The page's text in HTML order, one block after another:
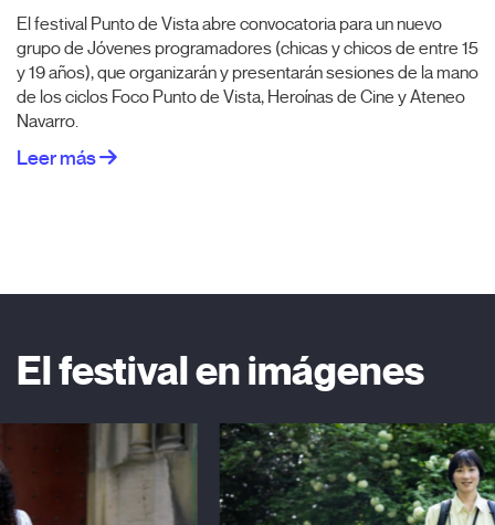
El festival Punto de Vista abre convocatoria para un nuevo
grupo de Jóvenes programadores (chicas y chicos de entre 15
y 19 años), que organizarán y presentarán sesiones de la mano
de los ciclos Foco Punto de Vista, Heroínas de Cine y Ateneo
Navarro.
Leer más
El festival en imágenes